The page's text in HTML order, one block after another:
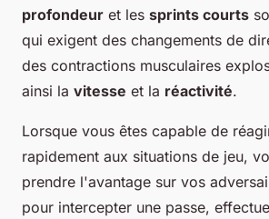
profondeur et les sprints courts
qui exigent des changements de
des contractions musculaires
ainsi la vitesse et la réactivité.
Lorsque vous êtes capable de
rapidement aux situations de jeu,
prendre l'avantage sur vos
pour intercepter une passe,